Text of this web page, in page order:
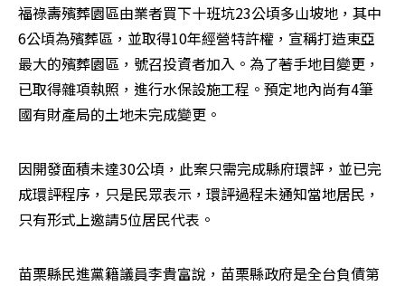
福祿壽殯葬園區由業者買下十班坑23公頃多山坡地，其中
6公頃為殯葬區，並取得10年經營特許權，宣稱打造東亞
最大的殯葬園區，號召投資者加入。為了著手地目變更，
已取得雜項執照，進行水保設施工程。預定地內尚有4筆
國有財產局的土地未完成變更。
因開發面積未達30公頃，此案只需完成縣府環評，並已完
成環評程序，只是民眾表示，環評過程未通知當地居民，
只有形式上邀請5位居民代表。
苗栗縣民進黨籍議員李貴富說，苗栗縣政府是全台負債第